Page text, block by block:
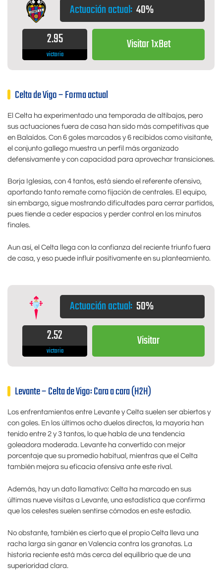
Actuación actual: 40%
2.95
victoria
Visitar 1xBet
Celta de Vigo – Forma actual
El Celta ha experimentado una temporada de altibajos, pero
sus actuaciones fuera de casa han sido más competitivas que
en Balaídos. Con 6 goles marcados y 6 recibidos como visitante,
el conjunto gallego muestra un perfil más organizado
defensivamente y con capacidad para aprovechar transiciones.
Borja Iglesias, con 4 tantos, está siendo el referente ofensivo,
aportando tanto remate como fijación de centrales. El equipo,
sin embargo, sigue mostrando dificultades para cerrar partidos,
pues tiende a ceder espacios y perder control en los minutos
finales.
Aun así, el Celta llega con la confianza del reciente triunfo fuera
de casa, y eso puede influir positivamente en su planteamiento.
Actuación actual: 50%
2.52
victoria
Visitar
Levante – Celta de Vigo: Cara a cara (H2H)
Los enfrentamientos entre Levante y Celta suelen ser abiertos y
con goles. En los últimos ocho duelos directos, la mayoría han
tenido entre 2 y 3 tantos, lo que habla de una tendencia
goleadora moderada. Levante ha convertido con mejor
porcentaje que su promedio habitual, mientras que el Celta
también mejora su eficacia ofensiva ante este rival.
Además, hay un dato llamativo: Celta ha marcado en sus
últimas nueve visitas a Levante, una estadística que confirma
que los celestes suelen sentirse cómodos en este estadio.
No obstante, también es cierto que el propio Celta lleva una
racha larga sin ganar en Valencia contra los granotas. La
historia reciente está más cerca del equilibrio que de una
superioridad clara.